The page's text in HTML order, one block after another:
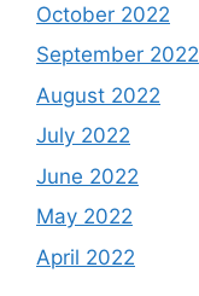
October 2022
September 2022
August 2022
July 2022
June 2022
May 2022
April 2022